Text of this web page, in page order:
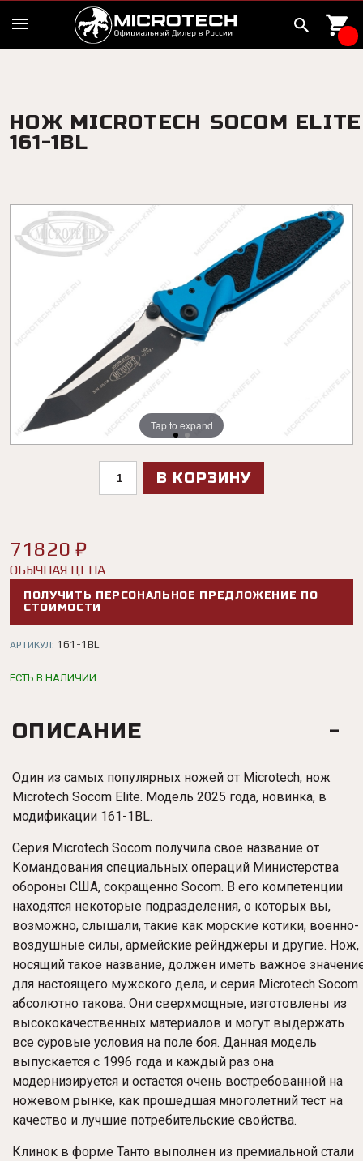
НОЖ MICROTECH SOCOM ELITE
161-1BL
Tap to expand
Tap to expand
В КОРЗИНУ
71820 ₽
ОБЫЧНАЯ ЦЕНА
ПОЛУЧИТЬ ПЕРСОНАЛЬНОЕ ПРЕДЛОЖЕНИЕ ПО
СТОИМОСТИ
АРТИКУЛ: 161-1BL
ЕСТЬ В НАЛИЧИИ
ОПИСАНИЕ
Один из самых популярных ножей от Microtech, нож
Microtech Socom Elite. Модель 2025 года, новинка, в
модификации 161-1BL.
Серия Microtech Socom получила свое название от
Командования специальных операций Министерства
обороны США, сокращенно Socom. В его компетенции
находятся некоторые подразделения, о которых вы,
возможно, слышали, такие как морские котики, военно-
воздушные силы, армейские рейнджеры и другие. Нож,
носящий такое название, должен иметь важное
для настоящего мужского дела, и серия Microtech Socom
абсолютно такова. Они сверхмощные, изготовлены из
высококачественных материалов и могут выдержать
все суровые условия на поле боя. Данная модель
выпускается с 1996 года и каждый раз она
модернизируется и остается очень востребованной на
ножевом рынке, как прошедшая многолетний тест на
качество и лучшие потребительские свойства.
Клинок в форме Танто выполнен из премиальной стали